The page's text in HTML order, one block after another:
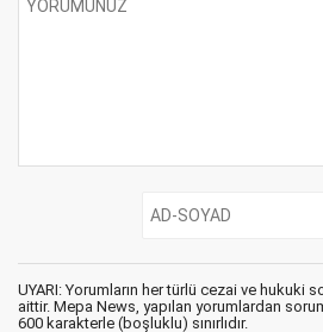
UYARI: Yorumların her türlü cezai ve hukuki
aittir. Mepa News, yapılan yorumlardan
600 karakterle (boşluklu) sınırlıdır.